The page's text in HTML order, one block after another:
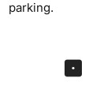
parking.